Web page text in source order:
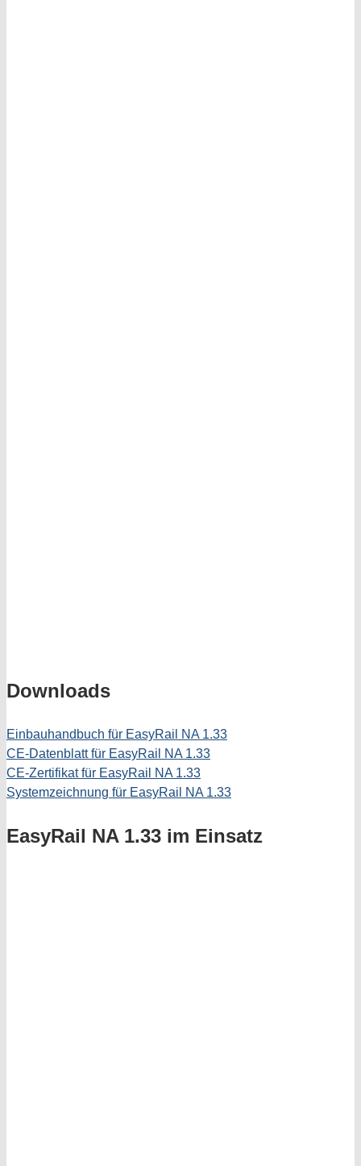
Downloads
Einbauhandbuch für EasyRail NA 1.33
CE-Datenblatt für EasyRail NA 1.33
CE-Zertifikat für EasyRail NA 1.33
Systemzeichnung für EasyRail NA 1.33
EasyRail NA 1.33 im Einsatz